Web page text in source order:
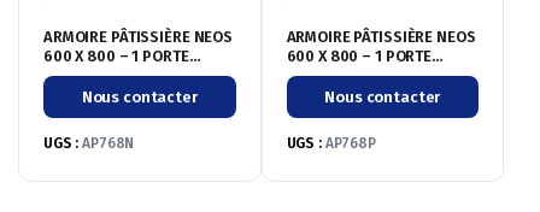
ARMOIRE PÂTISSIÈRE NEOS
600 X 800 – 1 PORTE
PLEINE – NÉGATIVE
-20°/-10°C
Nous contacter
UGS : AP768N
ARMOIRE PÂTISSIÈRE NEOS
600 X 800 – 1 PORTE
PLEINE – POSITIVE
-2°/+8°CNous contacter
UGS : AP768P